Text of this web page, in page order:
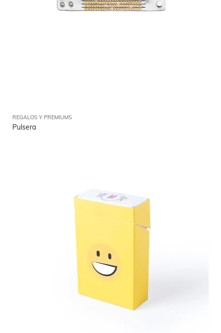
REGALOS Y PREMIUMS
Pulsera